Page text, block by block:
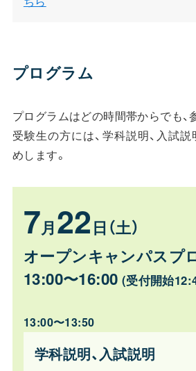
プログラム
プログラムはどの時間帯からでも、
受験生の方には、学科説明、入試
めします。
7月22日（土）
オープンキャンパスプ
13:00〜16:00 (受付開始
13:00〜13:50
学科説明、入試説明